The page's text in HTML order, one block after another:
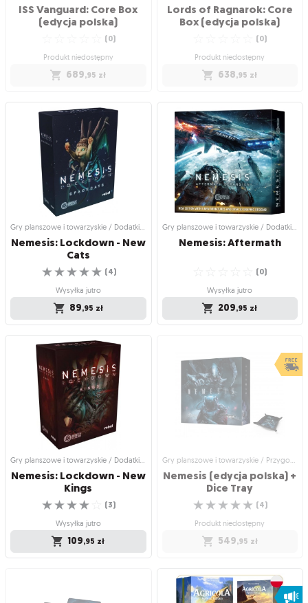
ISS Vanguard: Core Box
(edycja polska)
(0)
Produkt niedostępny
689,95 zł
Gry planszowe i towarzyskie /
Przygodowe gry planszowe
ISS Vanguard: Core Box
(edycja polska)
Wciel się w załogę statku i przemierzaj
gwiazdy!
☆
☆
☆
☆
☆ )
Produkt niedostępny
689
Lords of Ragnarok: Core
Box (edycja polska)
(0)
Produkt niedostępny
638,95 zł
Gry planszowe i towarzyskie /
Strategiczne gry planszowe
Lords of Ragnarok: Core
Box (edycja polska)
Zostań dowódca armii i zdobywaj
chwałę bogów
☆
☆
☆
☆
☆ (0)
Produkt niedostępny
638
Gry planszowe i towarzyskie / Dodatki do gier
Nemesis: Lockdown - New
Cats
☆
☆
☆
☆
☆ (4)
Wysyłka jutro
89,95 zł
Gry planszowe i towarzyskie / Dodatki
do gier
Nemesis: Lockdown -
New Cats
Add two space kittens to your
Nemesis collection!
☆
☆
☆
☆ (
Wysyłka jutro
Gry planszowe i towarzyskie / Dodatki do gier
Nemesis:Aftermath
(0)
Wysyłka jutro
209,95 zł
Nemesis: Aftermath
Co zdarzyło się na pokładzie
kosmicznego transportowca?
☆
☆
☆
☆
☆ 0)
Gry planszowe i towarzyskie / Dodatki do gier
Nemesis: Lockdown - New
Kings
☆
☆
☆
☆ (3)
Wysyłka jutro
109,95 zł
Gry planszowe i towarzyskie / Przygodowe gry planszowe
Nemesis (edycja polska) +
Dice Tray
☆
☆
☆
☆
☆ (4)
Produkt niedostępny
549,95 zł
Gry planszowe i towarzyskie /
Przygodowe gry planszowe
Nemesis (edycja polska)